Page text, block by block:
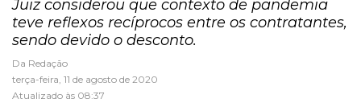
Juiz considerou que contexto de pandemia
teve reflexos recíprocos entre os contratantes,
sendo devido o desconto.
Da Redação
terça-feira, 11 de agosto de 2020
Atualizado às 08:37